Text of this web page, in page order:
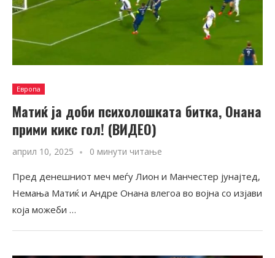
Европа
Матиќ ја доби психолошката битка, Онана
прими кикс гол! (ВИДЕО)
април 10, 2025 0 минути читање
Пред денешниот меч меѓу Лион и Манчестер јунајтед,
Немања Матиќ и Андре Онана влегоа во војна со изјави
која можеби …